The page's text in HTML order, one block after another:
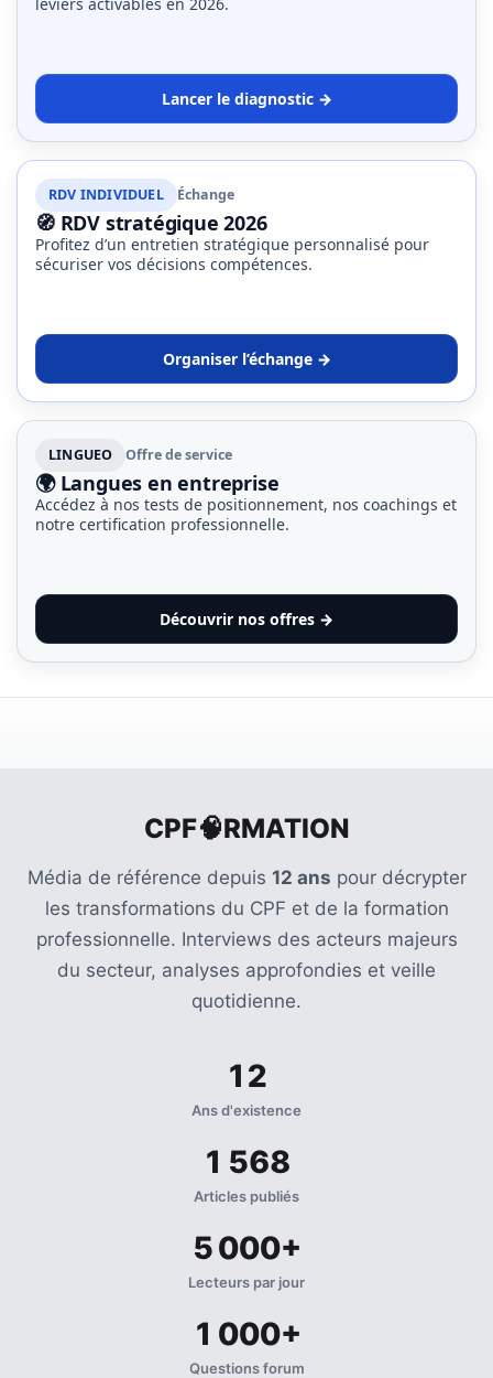
formation
(71)
Offre
formation
Lancer le diagnostic →
RDV INDIVIDUEL Échange
🧭 RDV stratégique 2026
Profitez d’un entretien stratégique personnalisé pour
sécuriser vos décisions compétences.
Organiser l’échange →
LINGUEO Offre de service
🌍 Langues en entreprise
Accédez à nos tests de positionnement, nos coachings et
notre certification professionnelle.
Découvrir nos offres →
CPF🧠RMATION
Média de référence depuis 12 ans pour décrypter
les transformations du CPF et de la formation
professionnelle. Interviews des acteurs majeurs
du secteur, analyses approfondies et veille
quotidienne.
12
Ans d'existence
1 568
Articles publiés
5 000+
Lecteurs par jour
1 000+
Questions forum